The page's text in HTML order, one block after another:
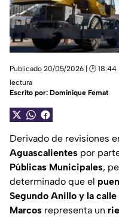
Publicado 20/05/2026 | 🕑 18:44
lectura
Escrito por: Dominique Femat
Derivado de revisiones
Aguascalientes por
Públicas Municipales,
determinado que el
Segundo Anillo y la
Marcos representa un